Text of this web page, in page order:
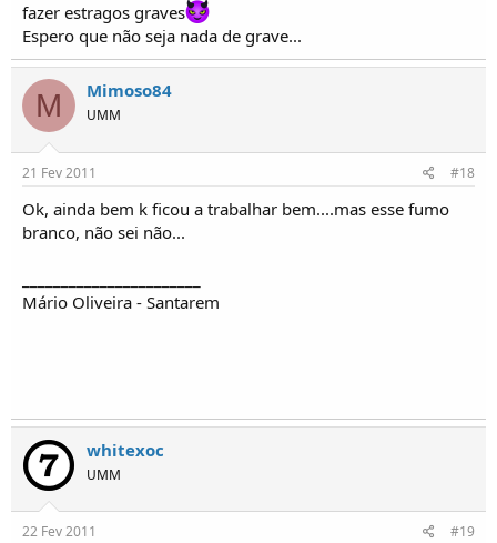
fazer estragos graves
Espero que não seja nada de grave...
M Mimoso84
UMM
21 Fev 2011 #18
Ok, ainda bem k ficou a trabalhar bem....mas esse fumo
branco, não sei não...
Mário Oliveira - Santarem
whitexoc
UMM
22 Fev 2011 #19